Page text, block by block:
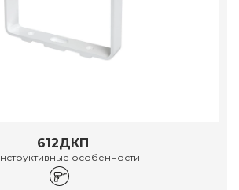
612ДКП
особенности